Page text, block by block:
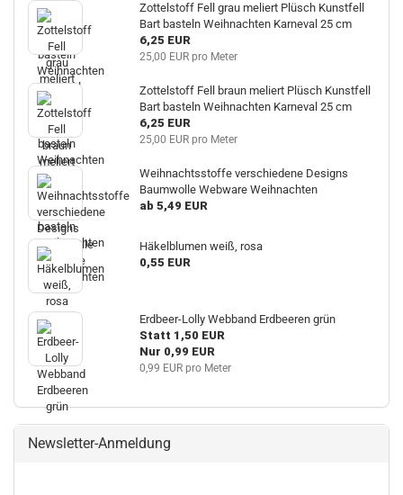
Zottelstoff Fell grau meliert Plüsch Kunstfell
Bart basteln Weihnachten Karneval 25 cm
6,25 EUR
25,00 EUR pro Meter
Zottelstoff Fell braun meliert Plüsch Kunstfell
Bart basteln Weihnachten Karneval 25 cm
6,25 EUR
25,00 EUR pro Meter
Weihnachtsstoffe verschiedene Designs
Baumwolle Webware Weihnachten
ab 5,49 EUR
Häkelblumen weiß, rosa
0,55 EUR
Erdbeer-Lolly Webband Erdbeeren grün
Statt 1,50 EUR
Nur 0,99 EUR
0,99 EUR pro Meter
Newsletter-Anmeldung